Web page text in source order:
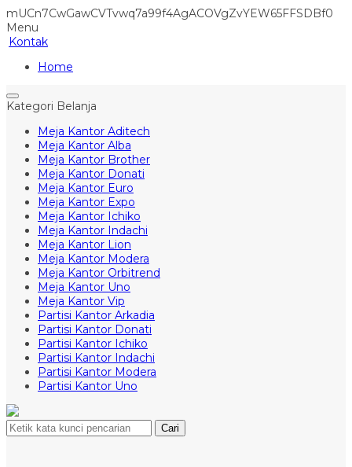
mUCn7CwGawCVTvwq7a99f4AgACOVgZvYEW65FFSDBf0
Menu
Kontak
Home
Kategori Belanja
Meja Kantor Aditech
Meja Kantor Alba
Meja Kantor Brother
Meja Kantor Donati
Meja Kantor Euro
Meja Kantor Expo
Meja Kantor Ichiko
Meja Kantor Indachi
Meja Kantor Lion
Meja Kantor Modera
Meja Kantor Orbitrend
Meja Kantor Uno
Meja Kantor Vip
Partisi Kantor Arkadia
Partisi Kantor Donati
Partisi Kantor Ichiko
Partisi Kantor Indachi
Partisi Kantor Modera
Partisi Kantor Uno
Cari